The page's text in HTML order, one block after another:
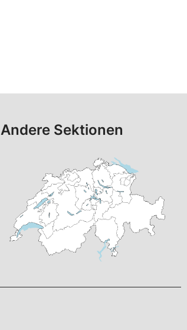
Andere Sektionen